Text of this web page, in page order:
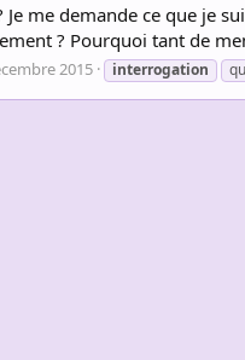
Je me demande ce que je
? Pourquoi tant de
2015 interrogation